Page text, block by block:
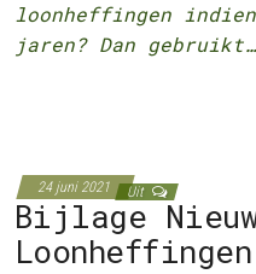
loonheffingen
jaren? Dan gebruikt…
24 juni 2021 Uit
Bijlage